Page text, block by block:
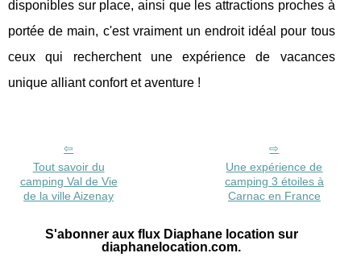
disponibles sur place, ainsi que les attractions proches à
portée de main, c'est vraiment un endroit idéal pour tous
ceux qui recherchent une expérience de vacances
unique alliant confort et aventure !
Tout savoir du
camping Val de Vie
de la ville Aizenay
Une expérience de
camping 3 étoiles à
Carnac en France
S'abonner aux flux Diaphane location sur
diaphanelocation.com.